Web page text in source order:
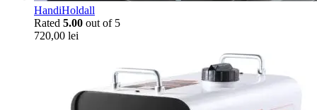
HandiHoldall
Rated 5.00 out of 5
720,00 lei